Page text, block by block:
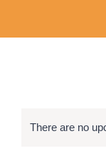
There are no